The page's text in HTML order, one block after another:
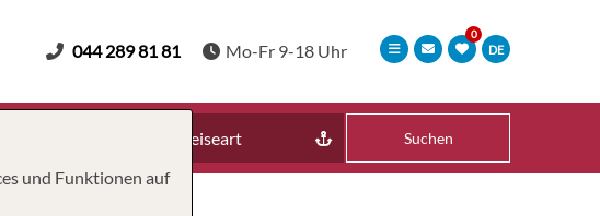
DE
044 289 81 81 Mo-Fr 9-18 Uhr
Reiseart Suchen
und Funktionen auf